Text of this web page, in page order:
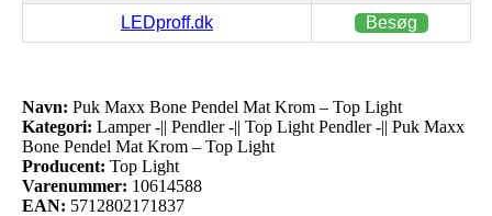
LEDproff.dk Besøg
Navn: Puk Maxx Bone Pendel Mat Krom – Top Light
Kategori: Lamper -|| Pendler -|| Top Light Pendler -|| Puk Maxx
Bone Pendel Mat Krom – Top Light
Producent: Top Light
Varenummer: 10614588
EAN: 5712802171837